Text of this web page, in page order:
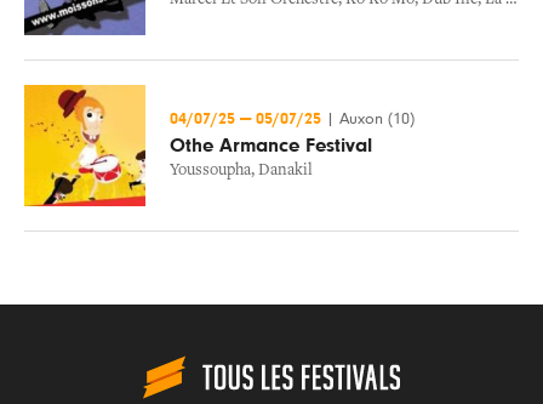
04/07/25 — 05/07/25 Auxon (10)
Othe Armance Festival
Youssoupha, Danakil